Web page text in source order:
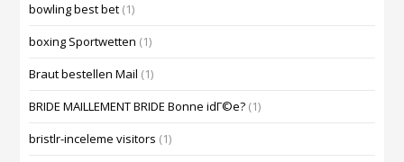
bowling best bet (1)
boxing Sportwetten (1)
Braut bestellen Mail (1)
BRIDE MAILLEMENT BRIDE Bonne idГ©e? (1)
bristlr-inceleme visitors (1)